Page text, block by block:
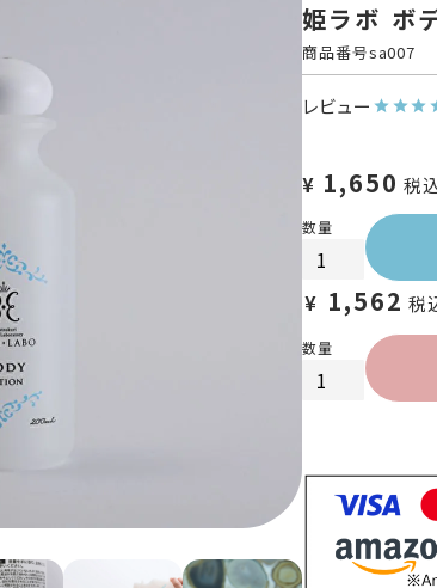
姫ラボ ボ
商品番号sa007
レビュー
¥ 1,650 税
¥ 1,562 税